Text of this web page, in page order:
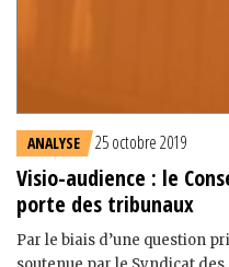
ANALYSE 25 octobre 2019
Visio-audience : le
porte des tribunaux
Par le biais d’une question